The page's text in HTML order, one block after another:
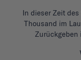
In dieser Zeit
Thousand im
Zurückgeben